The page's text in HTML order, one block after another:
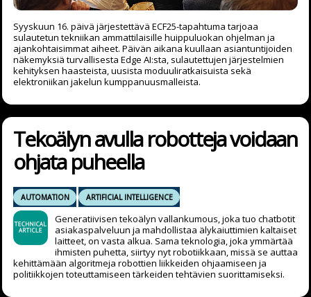
Syyskuun 16. päivä järjestettävä ECF25-tapahtuma tarjoaa
sulautetun tekniikan ammattilaisille huippuluokan ohjelman ja
ajankohtaisimmat aiheet. Päivän aikana kuullaan asiantuntijoiden
näkemyksiä turvallisesta Edge AI:sta, sulautettujen järjestelmien
kehityksen haasteista, uusista moduuliratkaisuista sekä
elektroniikan jakelun kumppanuusmalleista.
Tekoälyn avulla robotteja voidaan
ohjata puheella
AUTOMATION ARTIFICIAL INTELLIGENCE
Generatiivisen tekoälyn vallankumous, joka tuo chatbotit
asiakaspalveluun ja mahdollistaa älykaiuttimien kaltaiset
laitteet, on vasta alkua. Sama teknologia, joka ymmärtää
ihmisten puhetta, siirtyy nyt robotiikkaan, missä se auttaa
kehittämään algoritmeja robottien liikkeiden ohjaamiseen ja
politiikkojen toteuttamiseen tärkeiden tehtävien suorittamiseksi.